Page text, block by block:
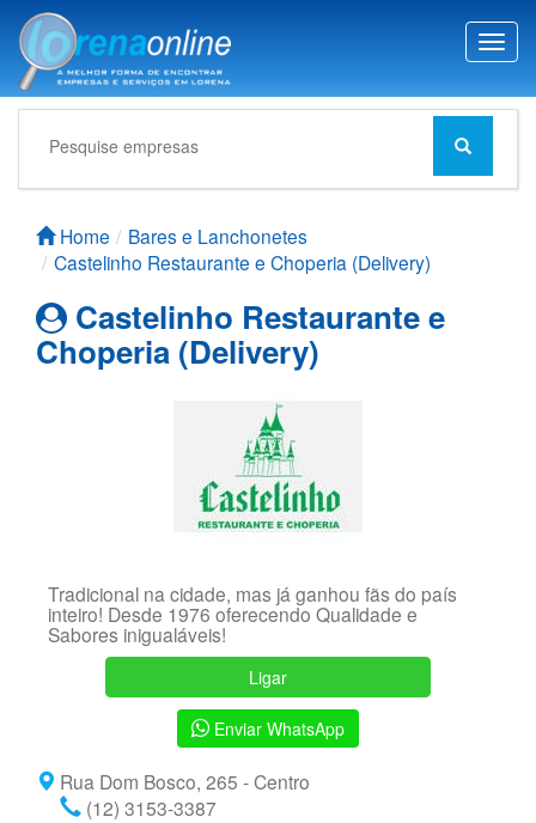
T
o
g
g
n
Home
Bares e Lanchonetes
Castelinho Restaurante e Choperia (Delivery)
Castelinho Restaurante e
Choperia (Delivery)
Tradicional na cidade, mas já ganhou fãs do país
inteiro! Desde 1976 oferecendo Qualidade e
Sabores inigualáveis!
Ligar
Enviar WhatsApp
Rua Dom Bosco, 265 - Centro
(12) 3153-3387